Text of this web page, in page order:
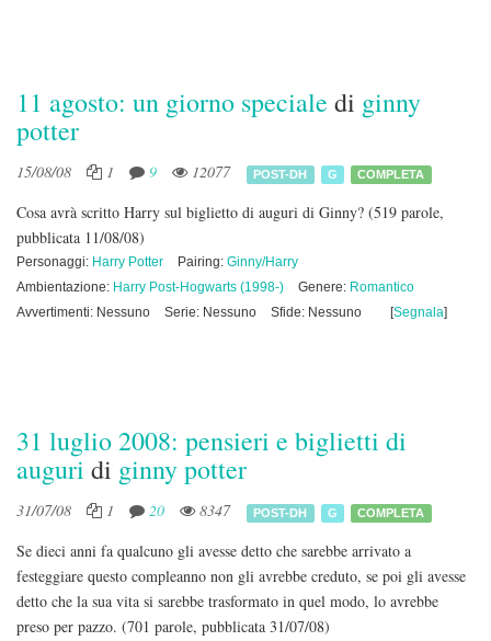
11 agosto: un giorno speciale di ginny
potter
15/08/08 1 9 12077 POST-DH G COMPLETA
Cosa avrà scritto Harry sul biglietto di auguri di Ginny? (519 parole,
pubblicata 11/08/08)
Personaggi: Harry Potter Pairing: Ginny/Harry
Ambientazione: Harry Post-Hogwarts (1998-) Genere: Romantico
Avvertimenti: Nessuno
Serie: Nessuno Sfide: Nessuno [Segnala]
31 luglio 2008: pensieri e biglietti di
auguri di ginny potter
31/07/08 1 20 8347 POST-DH G COMPLETA
Se dieci anni fa qualcuno gli avesse detto che sarebbe arrivato a
festeggiare questo compleanno non gli avrebbe creduto, se poi gli avesse
detto che la sua vita si sarebbe trasformato in quel modo, lo avrebbe
preso per pazzo. (701 parole, pubblicata 31/07/08)